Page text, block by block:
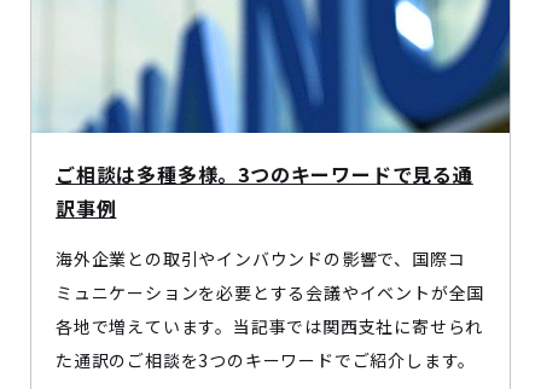
ご相談は多種多様。3つのキーワードで見る通
訳事例
海外企業との取引やインバウンドの影響で、国際コ
ミュニケーションを必要とする会議やイベントが全国
各地で増えています。当記事では関西支社に寄せられ
た通訳のご相談を3つのキーワードでご紹介します。